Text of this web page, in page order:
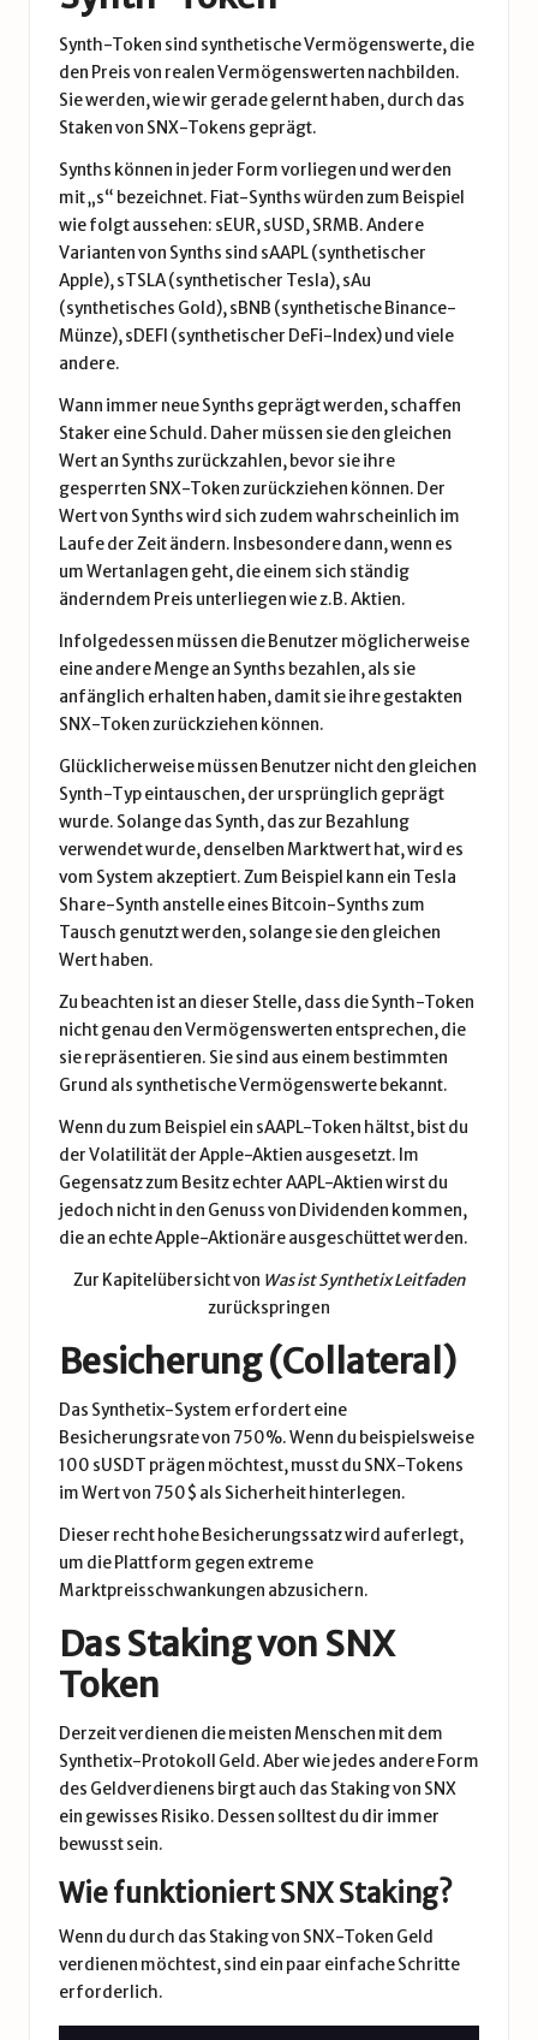
Synth-Token sind synthetische Vermögenswerte, die
den Preis von realen Vermögenswerten nachbilden.
Sie werden, wie wir gerade gelernt haben, durch das
Staken von SNX-Tokens geprägt.
Synths können in jeder Form vorliegen und werden
mit „s“ bezeichnet. Fiat-Synths würden zum Beispiel
wie folgt aussehen: sEUR, sUSD, SRMB. Andere
Varianten von Synths sind sAAPL (synthetischer
Apple), sTSLA (synthetischer Tesla), sAu
(synthetisches Gold), sBNB (synthetische Binance-
Münze), sDEFI (synthetischer DeFi-Index) und viele
andere.
Wann immer neue Synths geprägt werden, schaffen
Staker eine Schuld. Daher müssen sie den gleichen
Wert an Synths zurückzahlen, bevor sie ihre
gesperrten SNX-Token zurückziehen können. Der
Wert von Synths wird sich zudem wahrscheinlich im
Laufe der Zeit ändern. Insbesondere dann, wenn es
um Wertanlagen geht, die einem sich ständig
änderndem Preis unterliegen wie z.B. Aktien.
Infolgedessen müssen die Benutzer möglicherweise
eine andere Menge an Synths bezahlen, als sie
anfänglich erhalten haben, damit sie ihre gestakten
SNX-Token zurückziehen können.
Glücklicherweise müssen Benutzer nicht den gleichen
Synth-Typ eintauschen, der ursprünglich geprägt
wurde. Solange das Synth, das zur Bezahlung
verwendet wurde, denselben Marktwert hat, wird es
vom System akzeptiert. Zum Beispiel kann ein Tesla
Share-Synth anstelle eines Bitcoin-Synths zum
Tausch genutzt werden, solange sie den gleichen
Wert haben.
Zu beachten ist an dieser Stelle, dass die Synth-Token
nicht genau den Vermögenswerten entsprechen, die
sie repräsentieren. Sie sind aus einem bestimmten
Grund als synthetische Vermögenswerte bekannt.
Wenn du zum Beispiel ein sAAPL-Token hältst, bist du
der Volatilität der Apple-Aktien ausgesetzt. Im
Gegensatz zum Besitz echter AAPL-Aktien wirst du
jedoch nicht in den Genuss von Dividenden kommen,
die an echte Apple-Aktionäre ausgeschüttet werden.
Zur Kapitelübersicht von Was ist Synthetix Leitfaden
zurückspringen
Besicherung (Collateral)
Das Synthetix-System erfordert eine
Besicherungsrate von 750%. Wenn du beispielsweise
100 sUSDT prägen möchtest, musst du SNX-Tokens
im Wert von 750$ als Sicherheit hinterlegen.
Dieser recht hohe Besicherungssatz wird auferlegt,
um die Plattform gegen extreme
Marktpreisschwankungen abzusichern.
Das Staking von SNX
Token
Derzeit verdienen die meisten Menschen mit dem
Synthetix-Protokoll Geld. Aber wie jedes andere Form
des Geldverdienens birgt auch das Staking von SNX
ein gewisses Risiko. Dessen solltest du dir immer
bewusst sein.
Wie funktioniert SNX Staking?
Wenn du durch das Staking von SNX-Token Geld
verdienen möchtest, sind ein paar einfache Schritte
erforderlich.